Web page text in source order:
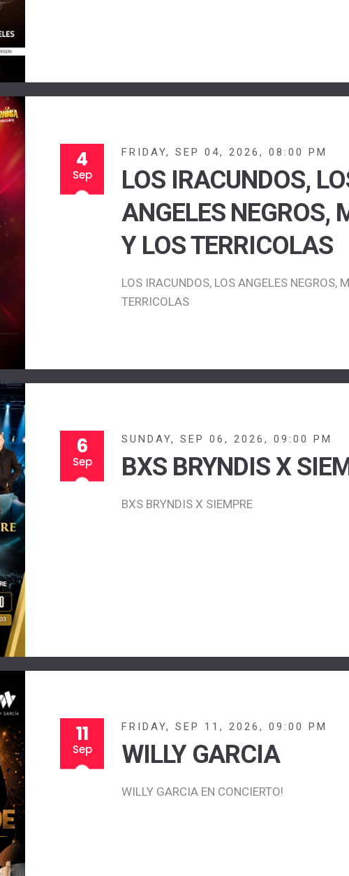
4
Sep
FRIDAY, SEP 04, 2026, 08:00 PM
LOS IRACUNDOS,
ANGELES NEGROS,
Y LOS TERRICOLAS
LOS IRACUNDOS, LOS ANGELES NEGROS,
TERRICOLAS
6
Sep
SUNDAY, SEP 06, 2026, 09:00 PM
BXS BRYNDIS X
BXS BRYNDIS X SIEMPRE
11
Sep
FRIDAY, SEP 11, 2026, 09:00 PM
WILLY GARCIA
WILLY GARCIA EN CONCIERTO!